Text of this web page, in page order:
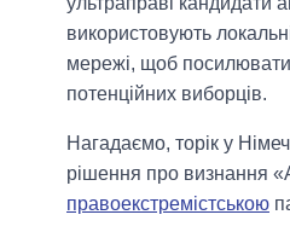
використовують
мережі, щоб посилювати
потенційних виборців.
Нагадаємо, торік у
рішення про визнання
правоекстремістською